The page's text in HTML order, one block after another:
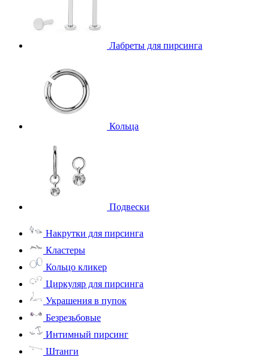
Лабреты для пирсинга
Кольца
Подвески
Накрутки для пирсинга
Кластеры
Кольцо кликер
Циркуляр для пирсинга
Украшения в пупок
Безрезьбовые
Интимный пирсинг
Штанги